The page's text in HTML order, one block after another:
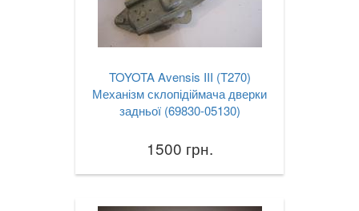
TOYOTA Avensis III (T270)
Механізм склопідіймача дверки
задньої (69830-05130)
1500 грн.